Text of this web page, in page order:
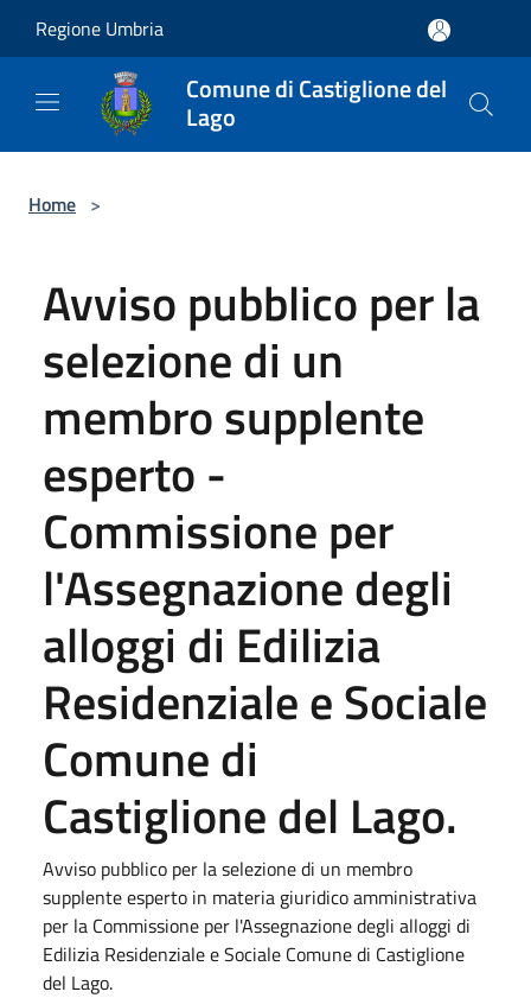
Regione Umbria
Comune di Castiglione del
Lago
Home >
Avviso pubblico per la
selezione di un
membro supplente
esperto -
Commissione per
l'Assegnazione degli
alloggi di Edilizia
Residenziale e Sociale
Comune di
Castiglione del Lago.
Avviso pubblico per la selezione di un membro
supplente esperto in materia giuridico amministrativa
per la Commissione per l'Assegnazione degli alloggi di
Edilizia Residenziale e Sociale Comune di Castiglione
del Lago.